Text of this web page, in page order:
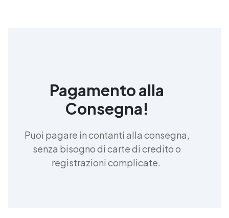
Pagamento alla
Consegna!
Puoi pagare in contanti alla consegna,
senza bisogno di carte di credito o
registrazioni complicate.